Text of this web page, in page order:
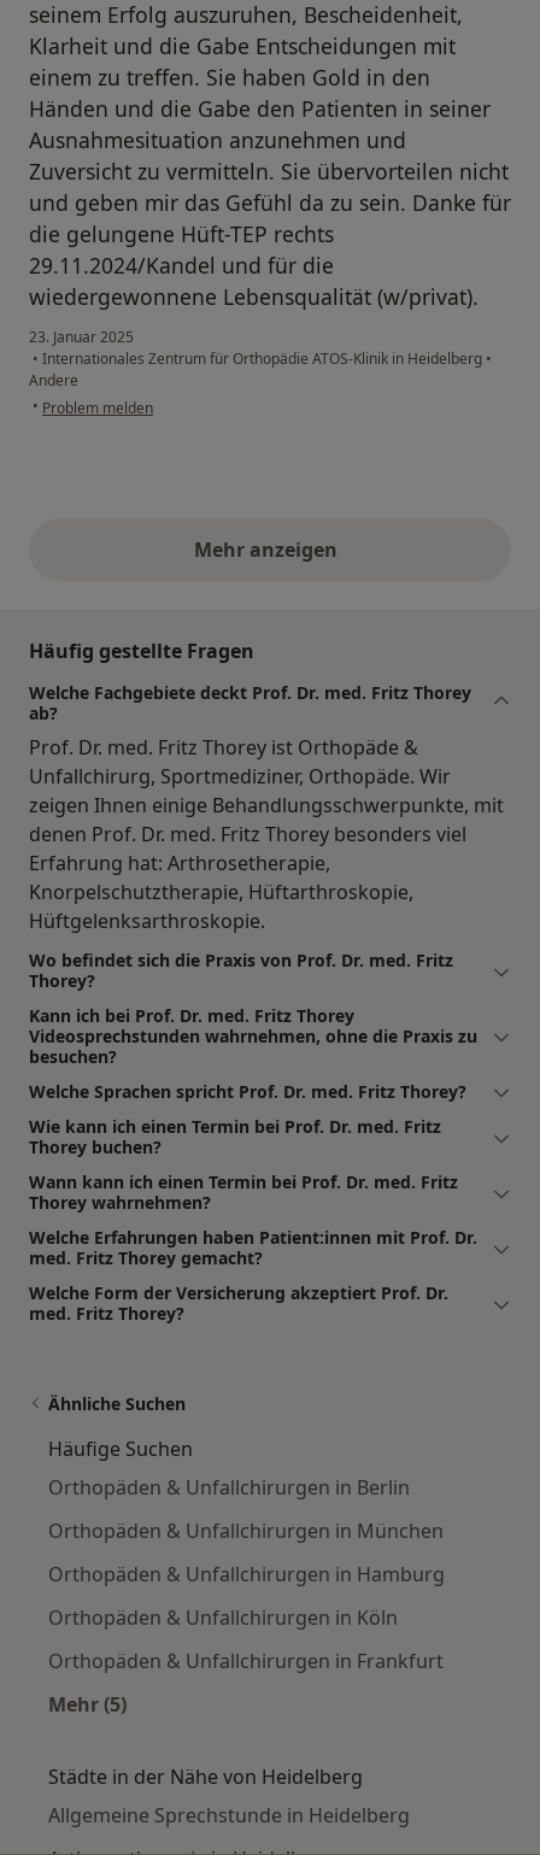
seinem Erfolg auszuruhen, Bescheidenheit,
Klarheit und die Gabe Entscheidungen mit
einem zu treffen. Sie haben Gold in den
Händen und die Gabe den Patienten in seiner
Ausnahmesituation anzunehmen und
Zuversicht zu vermitteln. Sie übervorteilen nicht
und geben mir das Gefühl da zu sein. Danke für
die gelungene Hüft-TEP rechts
29.11.2024/Kandel und für die
wiedergewonnene Lebensqualität (w/privat).
23. Januar 2025
• Internationales Zentrum für Orthopädie ATOS-Klinik in Heidelberg •
Andere
• Problem melden
Mehr anzeigenobige Stellungnahmen
Häufig gestellte Fragen
Welche Fachgebiete deckt Prof. Dr. med. Fritz Thorey
ab?
Prof. Dr. med. Fritz Thorey ist Orthopäde &
Unfallchirurg, Sportmediziner, Orthopäde. Wir
zeigen Ihnen einige Behandlungsschwerpunkte, mit
denen Prof. Dr. med. Fritz Thorey besonders viel
Erfahrung hat: Arthrosetherapie,
Knorpelschutztherapie, Hüftarthroskopie,
Hüftgelenksarthroskopie.
Wo befindet sich die Praxis von Prof. Dr. med. Fritz
Thorey?
Kann ich bei Prof. Dr. med. Fritz Thorey
Videosprechstunden wahrnehmen, ohne die Praxis zu
besuchen?
Welche Sprachen spricht Prof. Dr. med. Fritz Thorey?
Wie kann ich einen Termin bei Prof. Dr. med. Fritz
Thorey buchen?
Wann kann ich einen Termin bei Prof. Dr. med. Fritz
Thorey wahrnehmen?
Welche Erfahrungen haben Patient:innen mit Prof. Dr.
med. Fritz Thorey gemacht?
Welche Form der Versicherung akzeptiert Prof. Dr.
med. Fritz Thorey?
Ähnliche Suchen
Häufige Suchen
Orthopäden & Unfallchirurgen in Berlin
Orthopäden & Unfallchirurgen in München
Orthopäden & Unfallchirurgen in Hamburg
Orthopäden & Unfallchirurgen in Köln
Orthopäden & Unfallchirurgen in Frankfurt
Mehr (5)
Städte in der Nähe von Heidelberg
Allgemeine Sprechstunde in Heidelberg